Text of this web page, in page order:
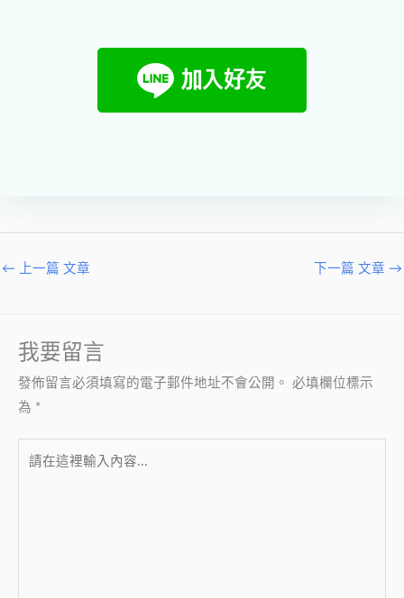
← 上一篇 文章 下一篇 文章 →
我要留言
發佈留言必須填寫的電子郵件地址不會公開。 必填欄位標示
為 *